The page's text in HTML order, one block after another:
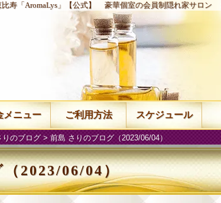
寿「AromaLys」【公式】 豪華個室の会員制隠れ家サロン
りのブログ> 前島 さりのブログ（2023/06/04）
2023/06/04）
メニュー ご利用方法 スケジュール